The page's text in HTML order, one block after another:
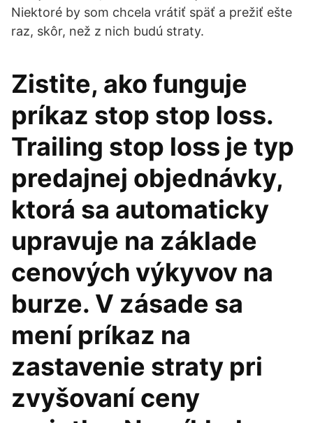
Niektoré by som chcela vrátiť späť a prežiť ešte
raz, skôr, než z nich budú straty.
Zistite, ako funguje
príkaz stop stop loss.
Trailing stop loss je typ
predajnej objednávky,
ktorá sa automaticky
upravuje na základe
cenových výkyvov na
burze. V zásade sa
mení príkaz na
zastavenie straty pri
zvyšovaní ceny